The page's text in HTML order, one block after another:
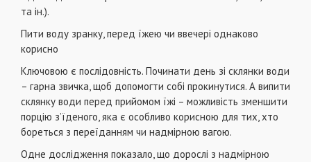
та ін.).
Пити воду зранку, перед їжею чи ввечері однаково
корисно
Ключовою є послідовність. Починати день зі склянки води
– гарна звичка, щоб допомогти собі прокинутися. А випити
склянку води перед прийомом їжі – можливість зменшити
порцію з’їденого, яка є особливо корисною для тих, хто
бореться з переїданням чи надмірною вагою.
Одне дослідження показало, що дорослі з надмірною